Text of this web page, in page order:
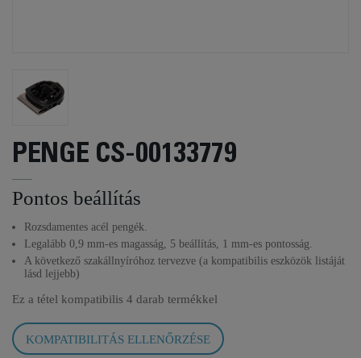
PENGE CS-00133779
Pontos beállítás
Rozsdamentes acél pengék.
Legalább 0,9 mm-es magasság, 5 beállítás, 1 mm-es pontosság.
A következő szakállnyíróhoz tervezve (a kompatibilis eszközök listáját
lásd lejjebb)
Ez a tétel kompatibilis 4 darab termékkel
KOMPATIBILITÁS ELLENŐRZÉSE